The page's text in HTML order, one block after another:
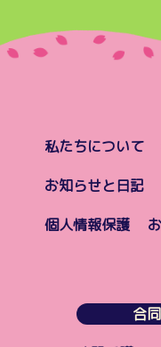
合
私たちについて
お知らせと日記
個人情報保護